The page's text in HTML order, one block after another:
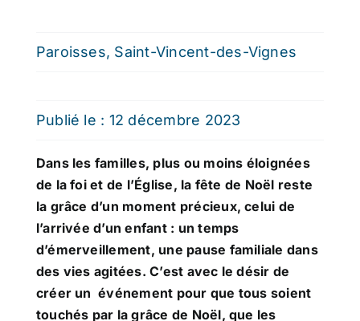
Paroisses, Saint-Vincent-des-Vignes
Publié le : 12 décembre 2023
Dans les familles, plus ou moins éloignées
de la foi et de l’Église, la fête de Noël reste
la grâce d’un moment précieux, celui de
l’arrivée d’un enfant : un temps
d’émerveillement, une pause familiale dans
des vies agitées. C’est avec le désir de
créer un événement pour que tous soient
touchés par la grâce de Noël, que les